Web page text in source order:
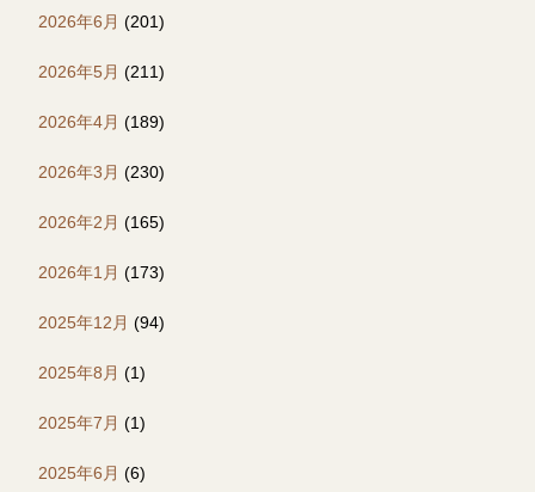
2026年6月 (201)
2026年5月 (211)
2026年4月 (189)
2026年3月 (230)
2026年2月 (165)
2026年1月 (173)
2025年12月 (94)
2025年8月 (1)
2025年7月 (1)
2025年6月 (6)